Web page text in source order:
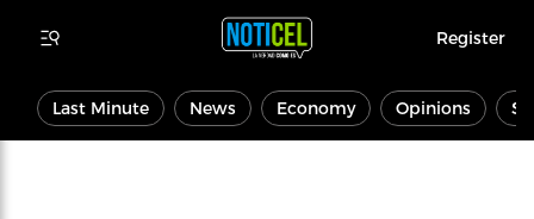
Register
Last Minute News Economy Opinions